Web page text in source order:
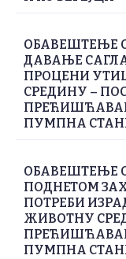
ОБАВЕШТЕЊЕ
ДАВАЊЕ
ПРОЦЕНИ
СРЕДИНУ –
ПУМПНА
ОБАВЕШТЕЊЕ
ПОДНЕТОМ
ПОТРЕБИ
ЖИВОТНУ
ПУМПНА